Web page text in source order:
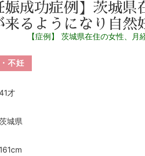
娠成功症例】茨城
来るようになり自然
【症例】 茨城県在住の女性、
不妊
才
城県